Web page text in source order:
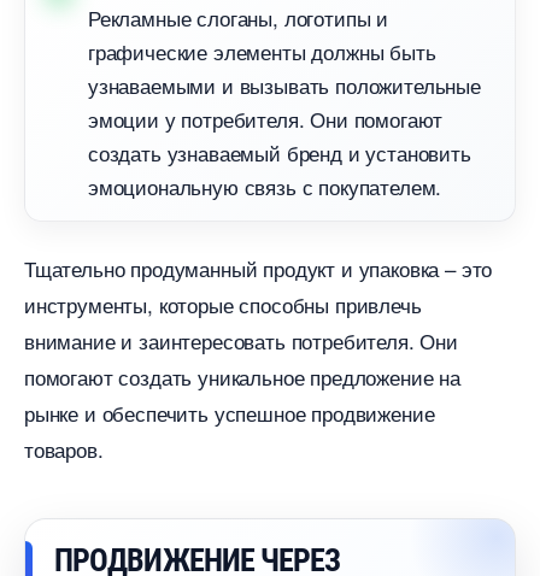
Рекламные слоганы, логотипы и
рафические элементы должны быть
узнаваемыми и вызывать положительные
эмоции у потребителя. Они помогают
создать узнаваемый бренд и установить
эмоциональную связь с покупателем.
Тщательно продуманный продукт и упаковка – это
инструменты, которые способны привлечь
нимание и заинтересовать потребителя. Они
помогают создать уникальное предложение на
рынке и обеспечить успешное продвижение
товаров.
ПРОДВИЖЕНИЕ ЧЕРЕЗ